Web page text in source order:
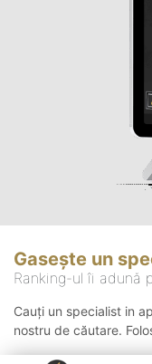
Gasește un
Ranking-ul îi adună
Cauți un specialist in
nostru de căutare.